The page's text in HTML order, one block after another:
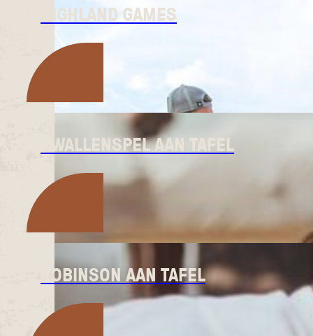
HIGHLAND GAMES
KWALLENSPEL AAN TAFEL
ROBINSON AAN TAFEL